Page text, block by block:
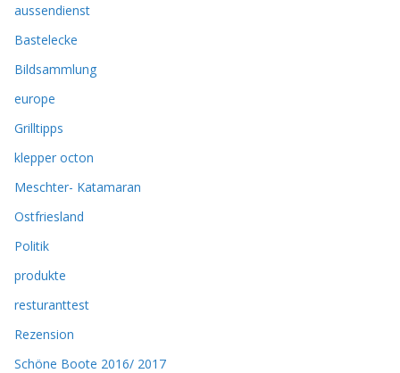
aussendienst
Bastelecke
Bildsammlung
europe
Grilltipps
klepper octon
Meschter- Katamaran
Ostfriesland
Politik
produkte
resturanttest
Rezension
Schöne Boote 2016/ 2017